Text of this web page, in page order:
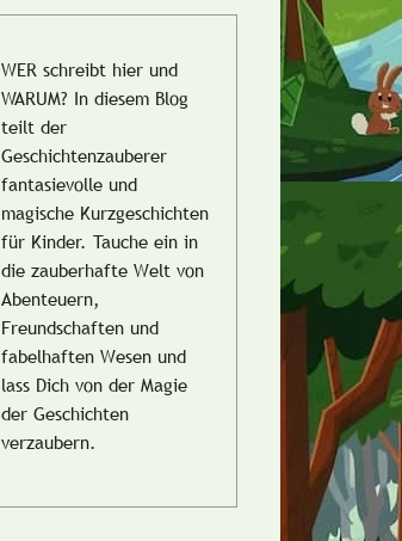
WER schreibt hier und
WARUM? In diesem Blog
teilt der
Geschichtenzauberer
fantasievolle und
magische Kurzgeschichten
für Kinder. Tauche ein in
die zauberhafte Welt von
Abenteuern,
Freundschaften und
fabelhaften Wesen und
lass Dich von der Magie
der Geschichten
verzaubern.